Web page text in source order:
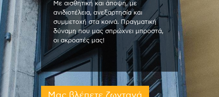
Με αισθητική και άποψη, με
ανιδιοτέλεια, ανεξαρτησία και
συμμετοχή στα κοινά. Πραγματική
δύναμη που μας σπρώχνει μπροστά,
οι ακροατές μας!